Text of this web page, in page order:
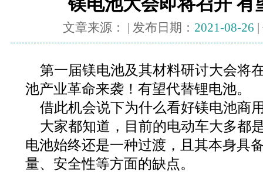
文章来源： | 发布日期： 2021-08-26
第一届镁电池及其材料研讨大会将
池产业革命来袭！有望代替锂电池。
借此机会说下为什么看好镁电池商
大家都知道，目前的电动车大多都
电池始终还是一种过渡，且其本身具
量、安全性等方面的缺点。